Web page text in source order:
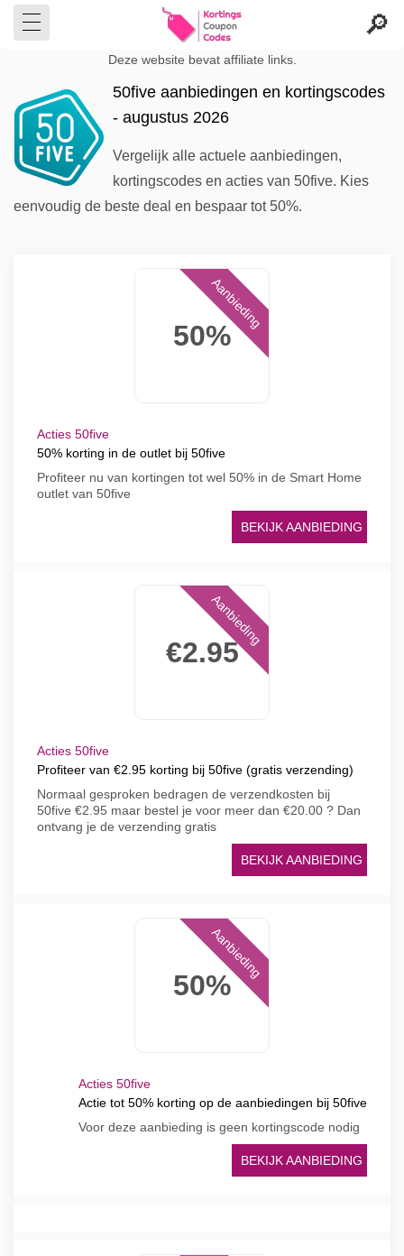
Deze website bevat affiliate links.
50five aanbiedingen en kortingscodes
- augustus 2026
Vergelijk alle actuele aanbiedingen,
kortingscodes en acties van 50five. Kies
eenvoudig de beste deal en bespaar tot 50%.
50%
Aanbieding
Acties 50five
50% korting in de outlet bij 50five
Profiteer nu van kortingen tot wel 50% in de Smart Home
outlet van 50five
BEKIJK AANBIEDING
€2.95
Aanbieding
Acties 50five
Profiteer van €2.95 korting bij 50five (gratis verzending)
Normaal gesproken bedragen de verzendkosten bij
50five €2.95 maar bestel je voor meer dan €20.00 ? Dan
ontvang je de verzending gratis
BEKIJK AANBIEDING
50%
Aanbieding
Acties 50five
Actie tot 50% korting op de aanbiedingen bij 50five
Voor deze aanbieding is geen kortingscode nodig
BEKIJK AANBIEDING